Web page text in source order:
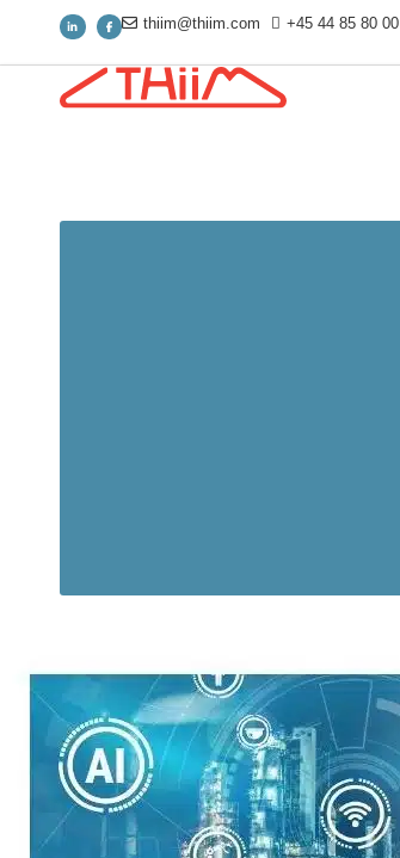
thiim@thiim.com +45 44 85 80 00